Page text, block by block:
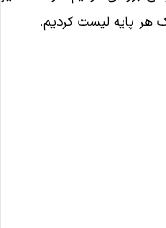
هر پایه لیست کردیم.